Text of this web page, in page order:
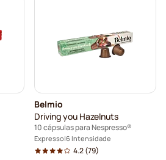
Belmio
Driving you Hazelnuts
10 cápsulas para Nespresso®
Expresso 6 Intensidade
4.2(79)